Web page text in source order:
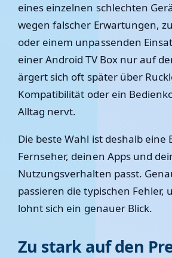
eines einzelnen schlechten
wegen falscher Erwartungen,
oder einem unpassenden
einer Android TV Box nur auf
ärgert sich oft später über
Kompatibilität oder ein
Alltag nervt.
Die beste Wahl ist deshalb eine
Fernseher, deinen Apps und
Nutzungsverhalten passt.
passieren die typischen Fehler,
lohnt sich ein genauer Blick.
Zu stark auf den